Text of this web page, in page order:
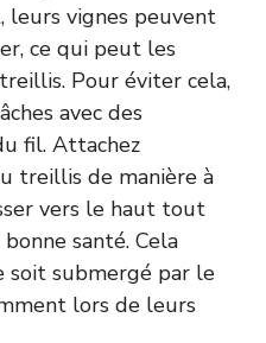
leurs vignes peuvent
ce qui peut les
Pour éviter cela,
avec des
fil. Attachez
treillis de manière à
vers le haut tout
santé. Cela
submergé par le
lors de leurs